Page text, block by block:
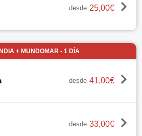
desde 25,00€
+ MUNDOMAR - 1 DÍA
desde 41,00€
desde 33,00€